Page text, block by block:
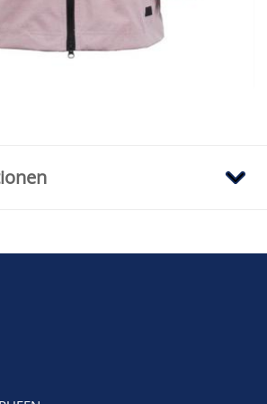
Größe hier nicht verfügbar sein
Sie bitte hier, um auf
nachzusehen.